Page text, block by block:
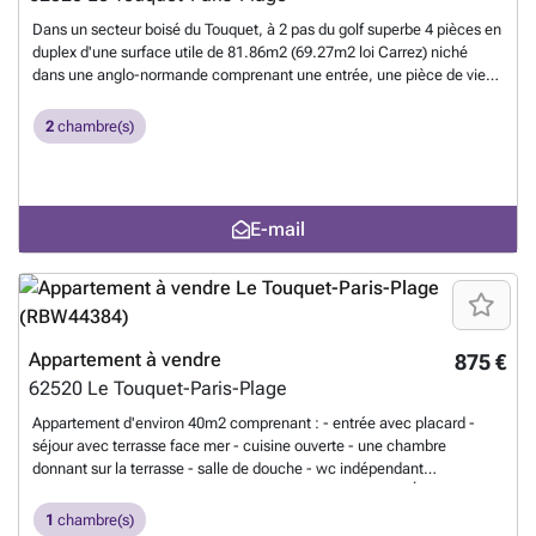
Dans un secteur boisé du Touquet, à 2 pas du golf superbe 4 pièces en
duplex d'une surface utile de 81.86m2 (69.27m2 loi Carrez) niché
dans une anglo-normande comprenant une entrée, une pièce de vie
feu de bois, une cuisine équipée séparée. A l'étage : un pallier
desservant trois chambres, une salle d'eau, un wc et un grenier. Les +
secondaire, idéal pour les golfeurs, situé dans un très beau secteur
En savoir plus ?
2 chambre(s)
E-mail
875 €
Appartement à vendre
62520 Le Touquet-Paris-Plage
Appartement d'environ 40m2 comprenant : - entrée avec placard -
séjour avec terrasse face mer - cuisine ouverte - une chambre
donnant sur la terrasse - salle de douche - wc indépendant
: réfrigérateur, congélateur, four, micro-onde, lave vaisselle, lave linge,
1 chambre(s)